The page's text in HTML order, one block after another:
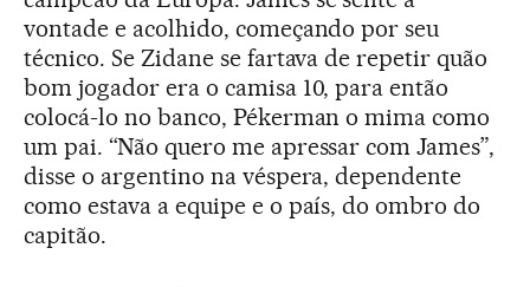
vontade e acolhido, começando por seu
técnico. Se Zidane se fartava de repetir quão
bom jogador era o camisa 10, para então
colocá-lo no banco, Pékerman o mima como
um pai. “Não quero me apressar com James”,
disse o argentino na véspera, dependente
como estava a equipe e o país, do ombro do
capitão.